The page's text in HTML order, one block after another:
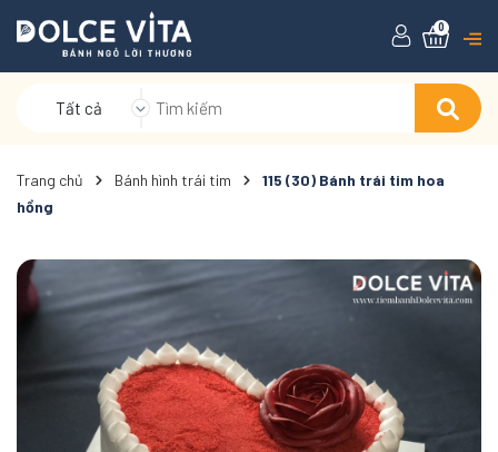
Tất cả
0
Trang chủ Bánh hình trái tim
115 (30) Bánh trái tim hoa
hồng